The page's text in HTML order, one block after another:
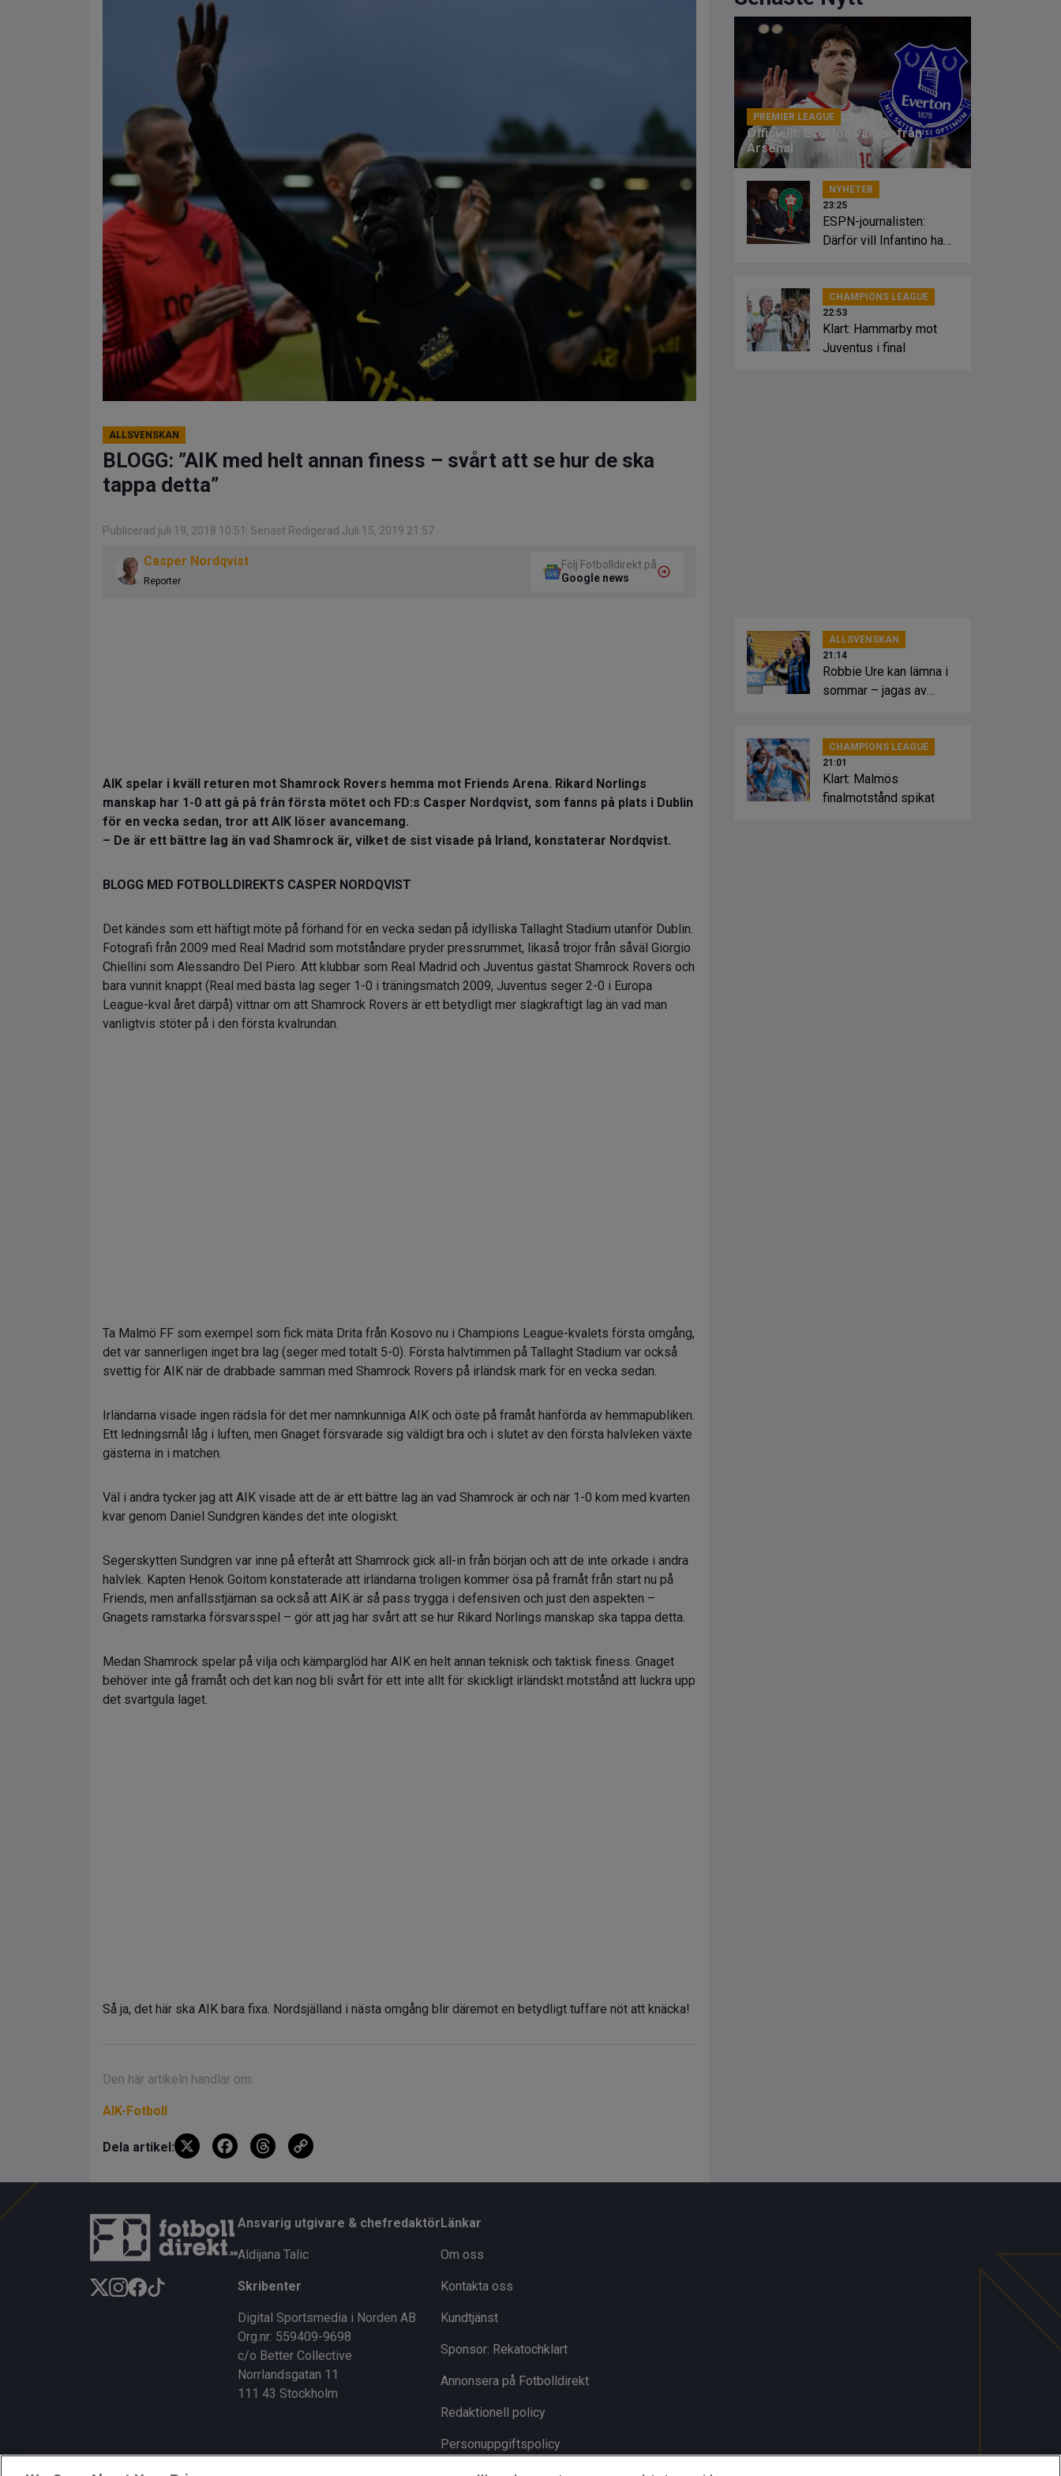
ALLSVENSKAN
BLOGG: ”AIK med helt annan finess – svårt att se hur de ska
tappa detta”
Publicerad juli 19, 2018 10:51 Senast Redigerad Juli 15, 2019 21:57
Casper Nordqvist
Reporter
Följ Fotbolldirekt på
Google news
AIK spelar i kväll returen mot Shamrock Rovers hemma mot Friends Arena. Rikard Norlings
manskap har 1-0 att gå på från första mötet och FD:s Casper Nordqvist, som fanns på plats i Dublin
för en vecka sedan, tror att AIK löser avancemang.
– De är ett bättre lag än vad Shamrock är, vilket de sist visade på Irland, konstaterar Nordqvist.
BLOGG MED FOTBOLLDIREKTS CASPER NORDQVIST
Det kändes som ett häftigt möte på förhand för en vecka sedan på idylliska Tallaght Stadium utanför Dublin.
Fotografi från 2009 med Real Madrid som motståndare pryder pressrummet, likaså tröjor från såväl Giorgio
Chiellini som Alessandro Del Piero. Att klubbar som Real Madrid och Juventus gästat Shamrock Rovers och
bara vunnit knappt (Real med bästa lag seger 1-0 i träningsmatch 2009, Juventus seger 2-0 i Europa
League-kval året därpå) vittnar om att Shamrock Rovers är ett betydligt mer slagkraftigt lag än vad man
vanligtvis stöter på i den första kvalrundan.
Ta Malmö FF som exempel som fick mäta Drita från Kosovo nu i Champions League-kvalets första omgång,
det var sannerligen inget bra lag (seger med totalt 5-0). Första halvtimmen på Tallaght Stadium var också
svettig för AIK när de drabbade samman med Shamrock Rovers på irländsk mark för en vecka sedan.
Irländarna visade ingen rädsla för det mer namnkunniga AIK och öste på framåt hänförda av hemmapubliken.
Ett ledningsmål låg i luften, men Gnaget försvarade sig väldigt bra och i slutet av den första halvleken växte
gästerna in i matchen.
Väl i andra tycker jag att AIK visade att de är ett bättre lag än vad Shamrock är och när 1-0 kom med kvarten
kvar genom Daniel Sundgren kändes det inte ologiskt.
Segerskytten Sundgren var inne på efteråt att Shamrock gick all-in från början och att de inte orkade i andra
halvlek. Kapten Henok Goitom konstaterade att irländarna troligen kommer ösa på framåt från start nu på
Friends, men anfallsstjärnan sa också att AIK är så pass trygga i defensiven och just den aspekten –
Gnagets ramstarka försvarsspel – gör att jag har svårt att se hur Rikard Norlings manskap ska tappa detta.
Medan Shamrock spelar på vilja och kämparglöd har AIK en helt annan teknisk och taktisk finess. Gnaget
behöver inte gå framåt och det kan nog bli svårt för ett inte allt för skickligt irländskt motstånd att luckra upp
det svartgula laget.
Så ja, det här ska AIK bara fixa. Nordsjälland i nästa omgång blir däremot en betydligt tuffare nöt att knäcka!
Den här artikeln handlar om:
AIK-Fotboll
Dela artikel: X
F
b
o
k
T
a
d
Li
PREMIER LEAGUE
Officiellt: Everton värvar från
Arsenal
NYHETER
23:25
ESPN-journalisten:
Därför vill Infantino ha
CHAMPIONS LEAGUE
22:53
Klart: Hammarby mot
Juventus i final
ALLSVENSKAN
21:14
Robbie Ure kan lämna i
sommar – jagas av
CHAMPIONS LEAGUE
21:01
Klart: Malmös
finalmotstånd spikat
Ansvarig utgivare & chefredaktör
Aldijana Talic
Skribenter
Digital Sportsmedia i Norden AB
Org.nr: 559409-9698
c/o Better Collective
Norrlandsgatan 11
111 43 Stockholm
Länkar
Om oss
Kontakta oss
Kundtjänst
Sponsor: Rekatochklart
Annonsera på Fotbolldirekt
Redaktionell policy
Personuppgiftspolicy